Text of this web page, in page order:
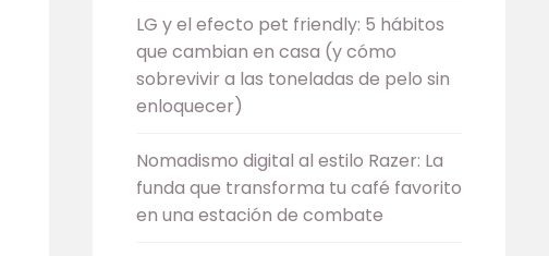
LG y el efecto pet friendly: 5 hábitos
que cambian en casa (y cómo
sobrevivir a las toneladas de pelo sin
enloquecer)
Nomadismo digital al estilo Razer: La
funda que transforma tu café favorito
en una estación de combate